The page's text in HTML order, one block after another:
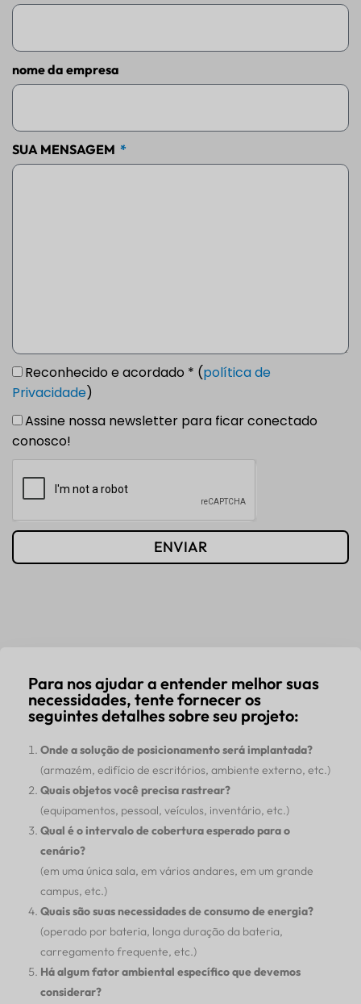
nome da empresa
SUA MENSAGEM
Reconhecido e acordado * (política de
Privacidade)
Assine nossa newsletter para ficar conectado
conosco!
ENVIAR
Para nos ajudar a entender melhor suas
necessidades, tente fornecer os
seguintes detalhes sobre seu projeto:
Onde a solução de posicionamento será implantada?
(armazém, edifício de escritórios, ambiente externo, etc.)
Quais objetos você precisa rastrear?
(equipamentos, pessoal, veículos, inventário, etc.)
Qual é o intervalo de cobertura esperado para o
cenário?
(em uma única sala, em vários andares, em um grande
campus, etc.)
Quais são suas necessidades de consumo de energia?
(operado por bateria, longa duração da bateria,
carregamento frequente, etc.)
Há algum fator ambiental específico que devemos
considerar?